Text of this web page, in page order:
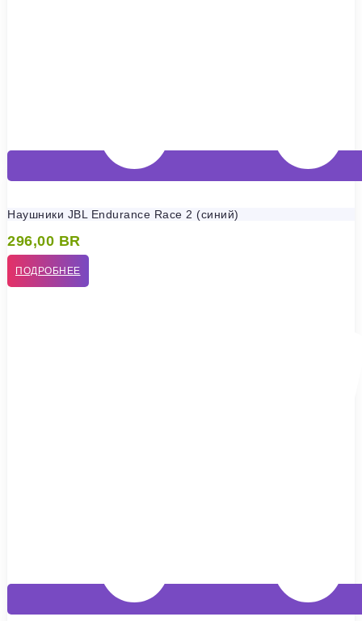
Наушники JBL Endurance Race 2 (синий)
296,00 BR
ПОДРОБНЕЕ